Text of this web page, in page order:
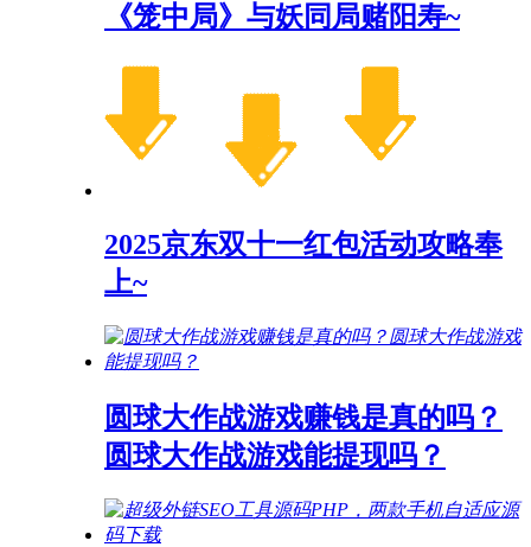
《笼中局》与妖同局赌阳寿~
2025京东双十一红包活动攻略奉
上~
圆球大作战游戏赚钱是真的吗？
圆球大作战游戏能提现吗？